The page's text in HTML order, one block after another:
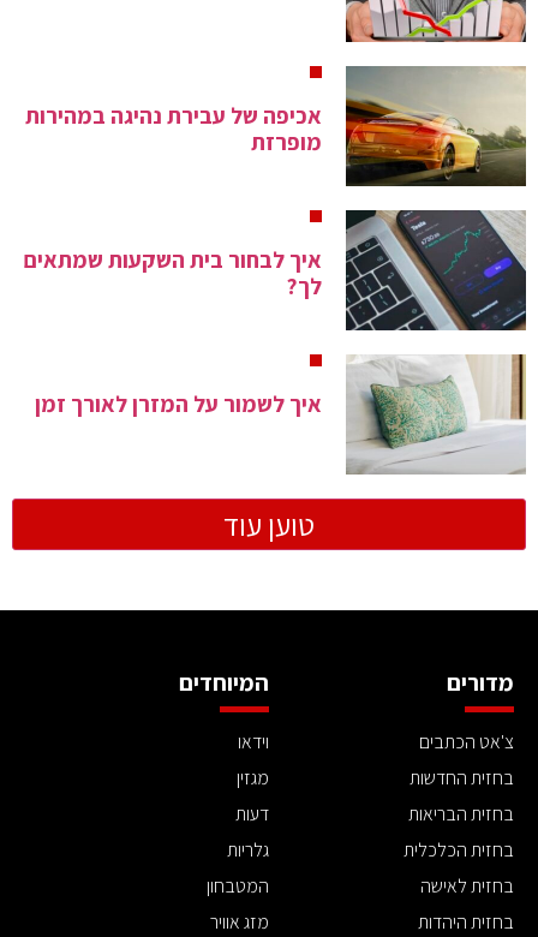
אכיפה של עבירת נהיגה במהירות
מופרזת
איך לבחור בית השקעות שמתאים
לך?
איך לשמור על המזרן לאורך זמן
טוען עוד
מדורים
צ'אט הכתבים
בחזית החדשות
בחזית הבריאות
בחזית הכלכלית
בחזית לאישה
בחזית היהדות
המיוחדים
וידאו
מגזין
דעות
גלריות
המטבחון
מזג אוויר